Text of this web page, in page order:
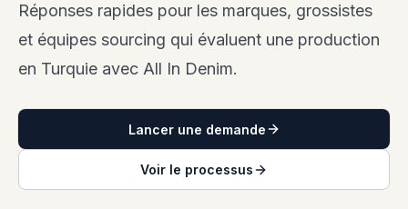
Réponses rapides pour les marques, grossistes
et équipes sourcing qui évaluent une production
en Turquie avec All In Denim.
Lancer une demande
Voir le processus